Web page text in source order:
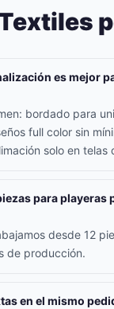
es mejor
bordado para
full color sin
solo en
para playeras
desde 12
de producción.
en el mismo